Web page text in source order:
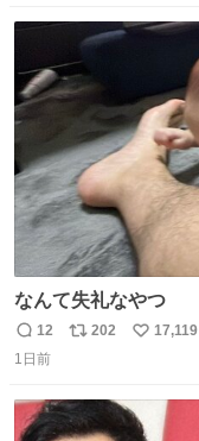
ト
数
数
なんて失礼なやつ
返
信
12
リ
ト
202
い
数
17,119
1日前